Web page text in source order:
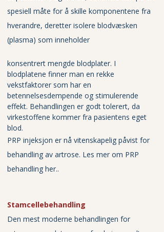
spesiell måte for å skille komponentene fra
hverandre, deretter isolere blodvæsken
(plasma) som inneholder
konsentrert mengde blodplater. I
blodplatene finner man en rekke
vekstfaktorer som har en
betennelsesdempende og stimulerende
effekt. Behandlingen er godt tolerert, da
virkestoffene kommer fra pasientens eget
blod.
PRP injeksjon er nå vitenskapelig påvist for
behandling av artrose. Les mer om PRP
behandling her..
Stamcellebehandling
Den mest moderne behandlingen for